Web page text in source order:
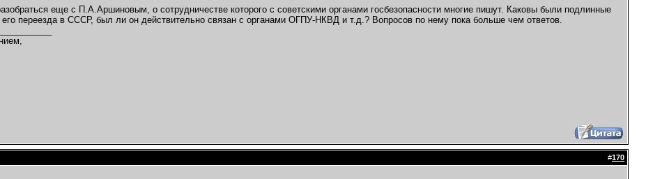
еще с П.А.Аршиновым, о сотрудничестве которого с советскими органами госбезопасности многие пишут. Каковы были подлинные
его переезда в СССР, был ли он действительно связан с органами ОГПУ-НКВД и т.д.? Вопросов по нему пока больше чем ответов.
#170